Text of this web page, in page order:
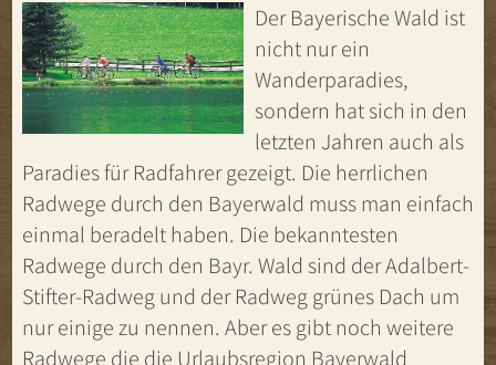
Der Bayerische Wald ist
nicht nur ein
Wanderparadies,
sondern hat sich in den
letzten Jahren auch als
Paradies für Radfahrer gezeigt. Die herrlichen
Radwege durch den Bayerwald muss man einfach
einmal beradelt haben. Die bekanntesten
Radwege durch den Bayr. Wald sind der Adalbert-
Stifter-Radweg und der Radweg grünes Dach um
nur einige zu nennen. Aber es gibt noch weitere
Radwege die die Urlaubsregion Bayerwald